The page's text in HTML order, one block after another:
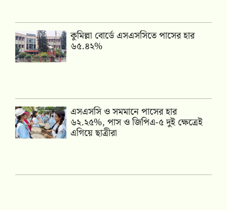
কুমিল্লা বোর্ডে এসএসসিতে পাসের হার
৬৫.৪২%
এসএসসি ও সমমানে পাসের হার
৬২.২৫%, পাস ও জিপিএ-৫ দুই ক্ষেত্রেই
এগিয়ে ছাত্রীরা